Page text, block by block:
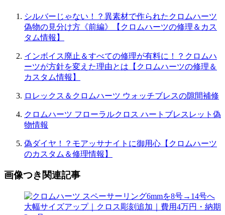
シルバーじゃない！？異素材で作られたクロムハーツ
偽物の見分け方《前編》【クロムハーツの修理＆カス
タム情報】
インボイス廃止＆すべての修理が有料に！？クロムハ
ーツが方針を変えた理由とは【クロムハーツの修理＆
カスタム情報】
ロレックス＆クロムハーツ ウォッチブレスの隙間補修
クロムハーツ フローラルクロス ハートブレスレット偽
物情報
偽ダイヤ！？モアッサナイトに御用心【クロムハーツ
のカスタム＆修理情報】
画像つき関連記事